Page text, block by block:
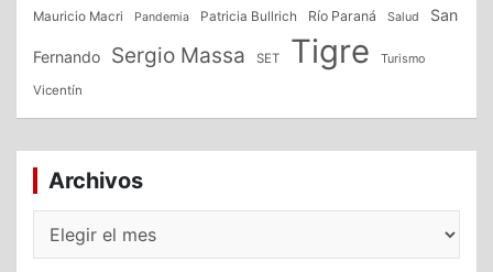
Mauricio Macri
Pandemia Patricia Bullrich Río Paraná Salud San
Fernando Sergio Massa SET Tigre Turismo
Vicentín
Archivos
Archivos